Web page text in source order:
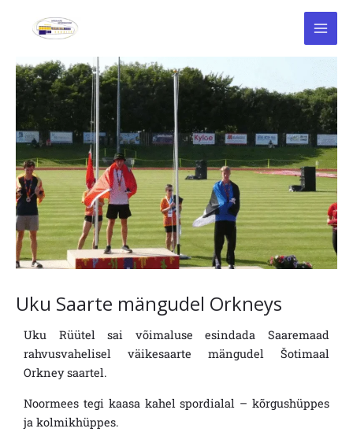
Uku Saarte mängudel Orkneys
Uku Rüütel sai võimaluse esindada Saaremaad
rahvusvahelisel väikesaarte mängudel Šotimaal
Orkney saartel.
Noormees tegi kaasa kahel spordialal – kõrgushüppes
ja kolmikhüppes.